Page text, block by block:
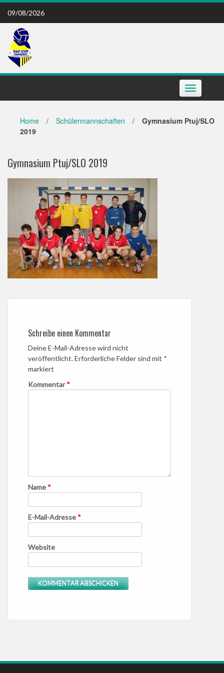
Skip
content
09/08/2026
Toggle
navigation
Home / Schülermannschaften /
Gymnasium Ptuj/SLO
2019
Gymnasium Ptuj/SLO 2019
Schreibe einen Kommentar
Deine E-Mail-Adresse wird nicht
veröffentlicht.Erforderliche Felder sind mit *
markiert
Kommentar*
Name *
E-Mail-Adresse *
Website